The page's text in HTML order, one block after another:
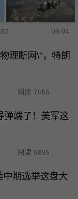
08-04
理断网\"，特朗
阅读 7055
弹端了！美军这
阅读 6895
中期选举这盘大